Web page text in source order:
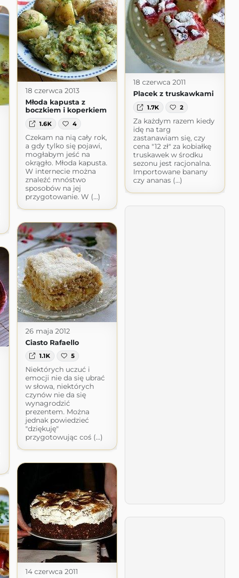
18 czerwca 2011
Placek z truskawkami
1.7K 2
Za każdym razem kiedy
idę na targ
zastanawiam się, czy
cena "12 zł" za kobiałkę
truskawek w środku
sezonu jest racjonalna.
Importowane banany
czy ananas (...)
18 czerwca 2013
Młoda kapusta z
boczkiem i koperkiem
1.6K 4
Czekam na nią cały rok,
a gdy tylko się pojawi,
mogłabym jeść na
okrągło. Młoda kapusta.
W internecie można
znaleźć mnóstwo
sposobów na jej
przygotowanie. W (...)
26 maja 2012
Ciasto Rafaello
1.1K 5
Niektórych uczuć i
emocji nie da się ubrać
w słowa, niektórych
czynów nie da się
wynagrodzić
prezentem. Można
jednak powiedzieć
"dziękuję"
przygotowując coś (...)
14 czerwca 2011